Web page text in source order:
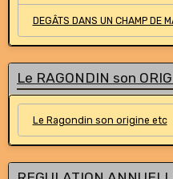
DEGÂTS DANS UN CHAMP DE
Le RAGONDIN son
Le Ragondin son origine etc